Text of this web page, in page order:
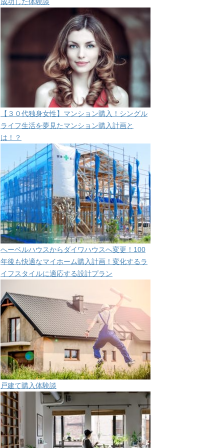
【３０代独身女性】マンション購入！シングル
ライフ生活を夢見たマンション購入計画と
は！？
へーベルハウスからダイワハウスへ変更！100
年後も快適なマイホーム購入計画！変化するラ
イフスタイルに適応する設計プラン
戸建て購入体験談